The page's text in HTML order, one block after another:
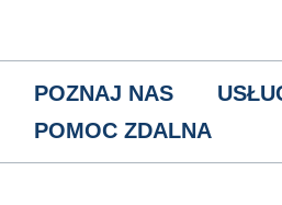
POZNAJ NAS
POMOC ZDALNA